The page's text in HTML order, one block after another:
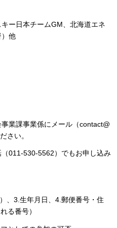
ー日本チームGM、北海道エネ
）他
業課事業係にメール（contact@
さい。
011-530-5562）でもお申し込み
、3.生年月日、4.郵便番号・住
る番号）